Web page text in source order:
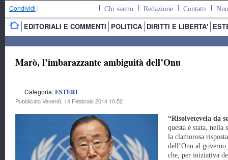
Condividi | Chi siamo Redazione Contatti
EDITORIALI E COMMENTI POLITICA DIRITTI E LIBERTA'
Marò, l’imbarazzante ambiguità dell’Onu
Categoria:ESTERI
Pubblicato Venerdì, 14 Febbraio 2014 10:52
“Risolvetevela da
questa è stata, nella
la clamorosa risposta
dell’Onu al
che, per iniziativa